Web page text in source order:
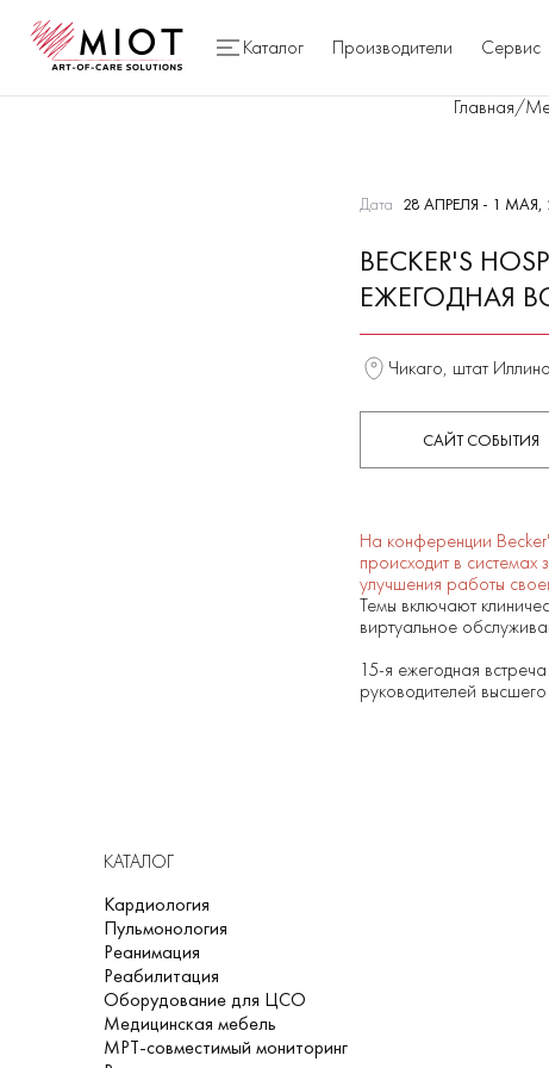
Каталог Производители Сервис
Главная/
Дата 28 АПРЕЛЯ - 1 МАЯ,
BECKER'S
ЕЖЕГОДНАЯ
Чикаго, штат
САЙТ СОБЫТИЯ
На конференции
происходит в
улучшения работы
Темы включают
виртуальное
15-я ежегодная
руководителей
КАТАЛОГ
Кардиология
Пульмонология
Реанимация
Реабилитация
Оборудование для ЦСО
Медицинская мебель
МРТ-совместимый мониторинг